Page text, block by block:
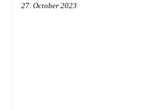
27. October 2023